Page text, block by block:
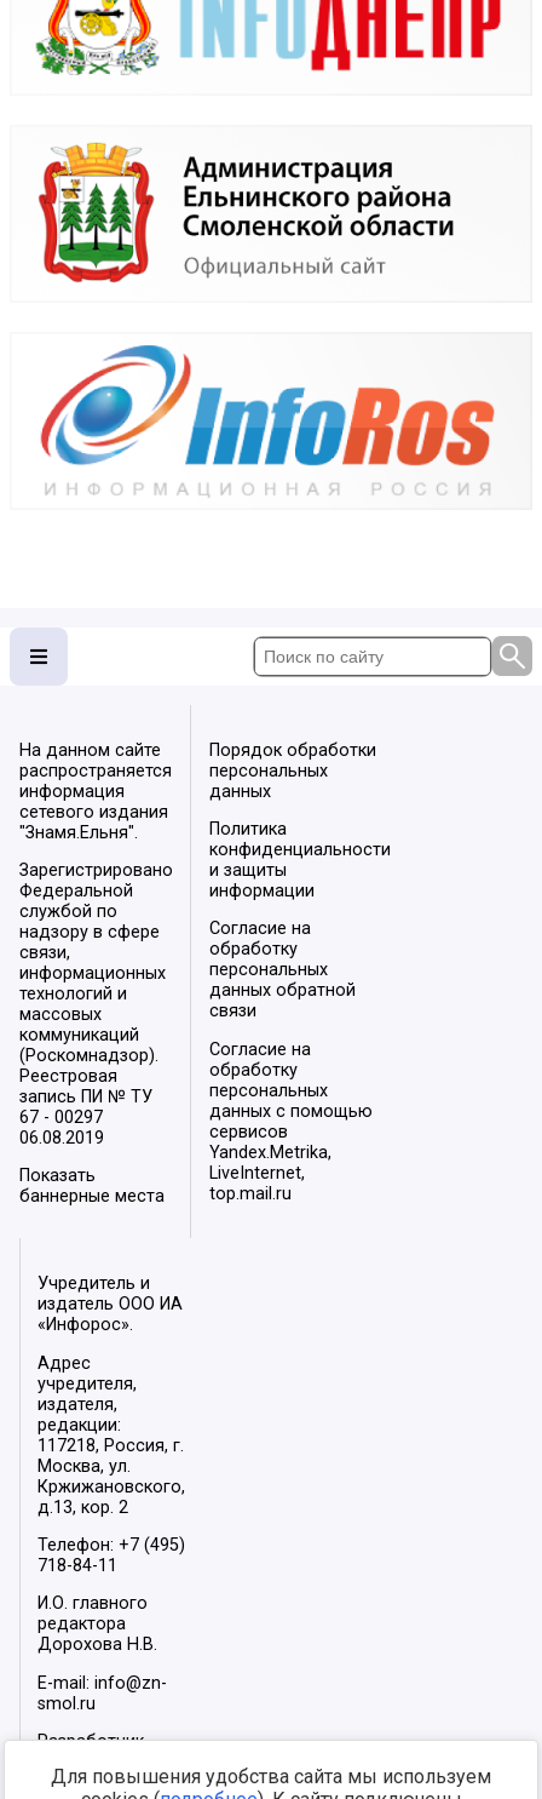
На данном сайте
распространяется
информация
сетевого издания
"Знамя.Ельня".
Зарегистрировано
Федеральной
службой по
надзору в сфере
связи,
информационных
технологий и
массовых
коммуникаций
(Роскомнадзор).
Реестровая
запись ПИ № ТУ
67 - 00297
06.08.2019
Показать
баннерные места
Порядок обработки
персональных
данных
Политика
конфиденциальности
и защиты
информации
Согласие на
обработку
персональных
данных обратной
связи
Согласие на
обработку
персональных
данных с помощью
сервисов
Yandex.Metrika,
LiveInternet,
top.mail.ru
Учредитель и
издатель ООО ИА
«Инфорос».
Адрес
учредителя,
издателя,
редакции:
117218, Россия, г.
Москва, ул.
Кржижановского,
д.13, кор. 2
Телефон: +7 (495)
718-84-11
И.О. главного
редактора
Дорохова Н.В.
E-mail: info@zn-
smol.ru
Разработчик
2026
Для повышения удобства сайта мы используем